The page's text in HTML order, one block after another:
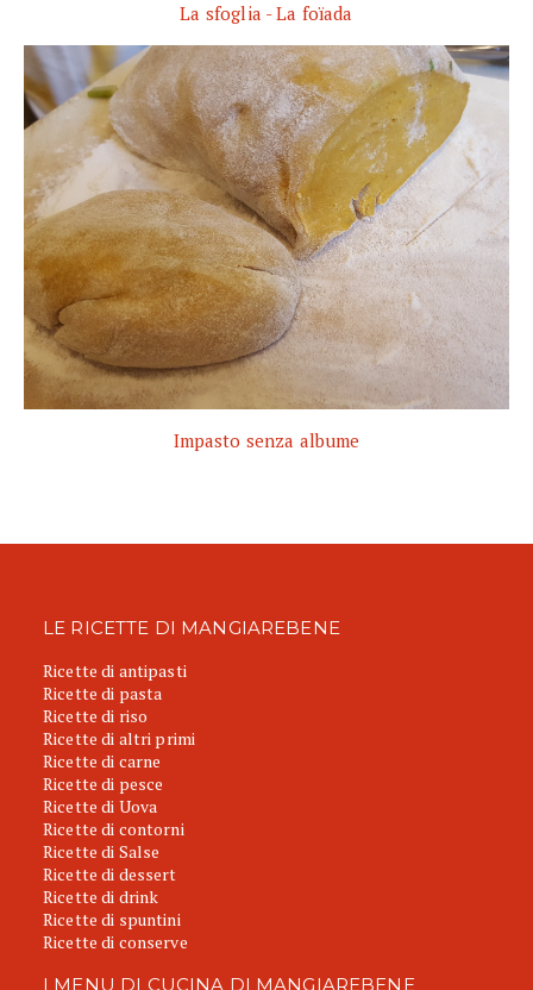
La sfoglia - La foïada
Impasto senza albume
LE RICETTE DI MANGIAREBENE
Ricette di antipasti
Ricette di pasta
Ricette di riso
Ricette di altri primi
Ricette di carne
Ricette di pesce
Ricette di Uova
Ricette di contorni
Ricette di Salse
Ricette di dessert
Ricette di drink
Ricette di spuntini
Ricette di conserve
I MENU DI CUCINA DI MANGIAREBENE